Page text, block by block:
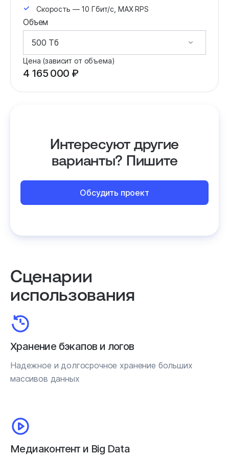
Скорость — 10 Гбит/с, MAX RPS
Объем
Цена (зависит от объема)
4 165 000 ₽
Интересуют другие
варианты? Пишите
Обсудить проект
Сценарии
использования
Хранение бэкапов и логов
Надежное и долгосрочное хранение больших
массивов данных
Медиаконтент и Big Data